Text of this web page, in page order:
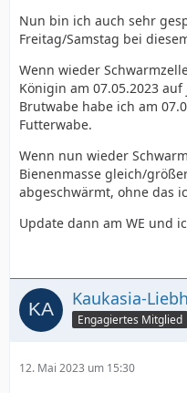
Nun bin ich auch sehr
Freitag/Samstag bei
Wenn wieder
Königin am 07.05.2023
Brutwabe habe ich am
Futterwabe.
Wenn nun wieder
Bienenmasse gleich/
abgeschwärmt, ohne das
Update dann am WE und
Kaukasia-
Engagiertes Mitglied
12. Mai 2023 um 15:30